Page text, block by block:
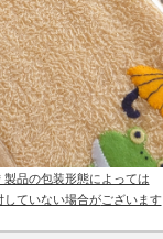
製品の包装形態によっては
していない場合がございます